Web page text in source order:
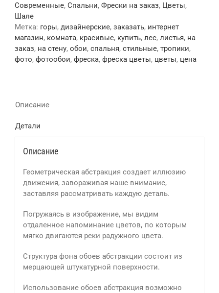
Современные, Спальни, Фрески на заказ, Цветы,
Шале
Метка: горы, дизайнерские, заказать, интернет
магазин, комната, красивые, купить, лес, листья, на
заказ, на стену, обои, спальня, стильные, тропики,
фото, фотообои, фреска, фреска цветы, цветы, цена
Описание
Детали
Описание
Геометрическая абстракция создает иллюзию
движения, завораживая наше внимание,
заставляя рассматривать каждую деталь.
Погружаясь в изображение, мы видим
отдаленное напоминание цветов, по которым
мягко двигаются реки радужного цвета.
Структура фона обоев абстракции состоит из
мерцающей штукатурной поверхности.
Использование обоев абстракция возможно